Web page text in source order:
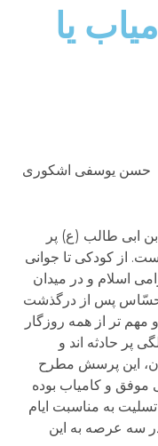
یا
حسن یوسفی اشکوری
ابی طالب (ع) پر
از کودکی تا جوانی
اسلام و در میدان
حسّاس پس از درگذشت
مهم تر از همه روزگار
پر حادثه اند و
این پرسش مطرح
و کامیاب بوده
به مناسبت ایام
سه عرصه به این